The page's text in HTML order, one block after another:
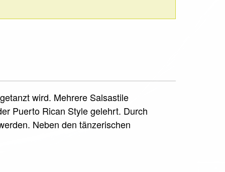
wird. Mehrere Salsastile
Puerto Rican Style gelehrt. Durch
Neben den tänzerischen